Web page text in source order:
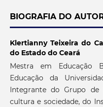
BIOGRAFIA DO
Klertianny Teixeira do
do Estado do Ceará
Mestra em Educação
Educação da
Integrante do Grupo de
cultura e sociedade, do